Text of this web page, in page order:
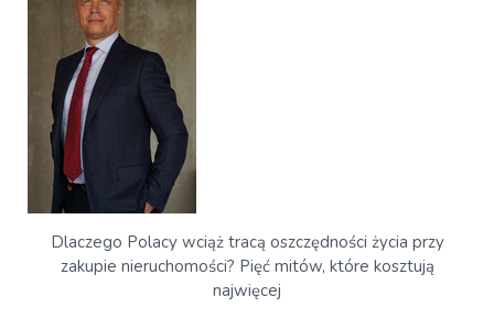
Dlaczego Polacy wciąż tracą oszczędności życia przy
zakupie nieruchomości? Pięć mitów, które kosztują
najwięcej